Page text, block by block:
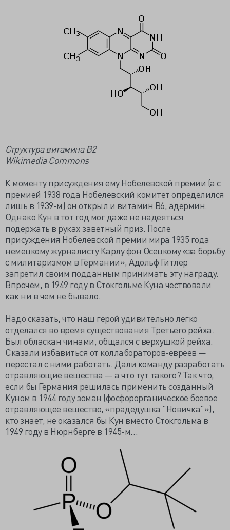
Структура витамина В2
Wikimedia Commons
К моменту присуждения ему Нобелевской премии (а с
премией 1938 года Нобелевский комитет определился
лишь в 1939-м) он открыл и витамин В6, адермин.
Однако Кун в тот год мог даже не надеяться
подержать в руках заветный приз. После
присуждения Нобелевской премии мира 1935 года
немецкому журналисту Карлу фон Осецкому «за борьбу
с милитаризмом в Германии», Адольф Гитлер
запретил своим подданным принимать эту награду.
Впрочем, в 1949 году в Стокгольме Куна чествовали
как ни в чем не бывало.
Надо сказать, что наш герой удивительно легко
отделался во время существования Третьего рейха.
Был обласкан чинами, общался с верхушкой рейха.
Сказали избавиться от коллабораторов-евреев —
перестал с ними работать. Дали команду разработать
отравляющие вещества — а что тут такого? Так что,
если бы Германия решилась применить созданный
Куном в 1944 году зоман (фосфорорганическое боевое
отравляющее вещество, «прадедушка "Новичка"»),
кто знает, не оказался бы Кун вместо Стокгольма в
1949 году в Нюрнберге в 1945-м…